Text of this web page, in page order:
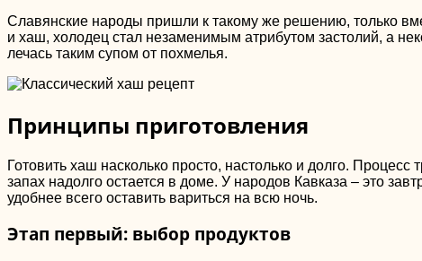
Славянские народы пришли к такому же решению, только
и хаш, холодец стал незаменимым атрибутом застолий, а
лечась таким супом от похмелья.
Принципы приготовления
Готовить хаш насколько просто, настолько и долго.
запах надолго остается в доме. У народов Кавказа – это
удобнее всего оставить вариться на всю ночь.
Этап первый: выбор продуктов